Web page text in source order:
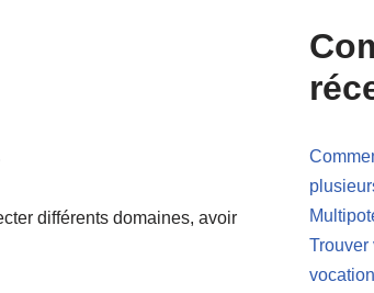
différents domaines, avoir
Trouver
vocation